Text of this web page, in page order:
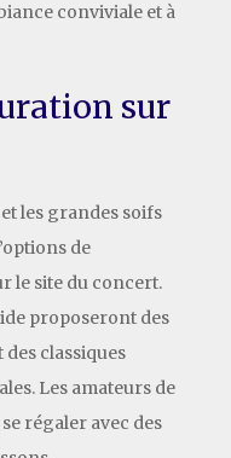
conviviale et à
sur
les grandes soifs
de
le site du concert.
proposeront des
classiques
Les amateurs de
régaler avec des